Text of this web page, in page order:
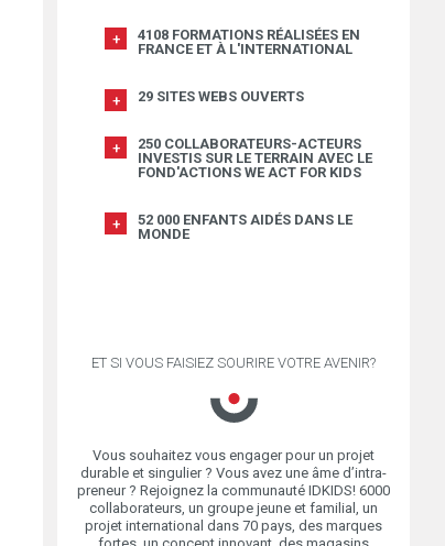
4108 FORMATIONS RÉALISÉES EN
FRANCE ET À L'INTERNATIONAL
29 SITES WEBS OUVERTS
250 COLLABORATEURS-ACTEURS
INVESTIS SUR LE TERRAIN AVEC LE
FOND'ACTIONS WE ACT FOR KIDS
52 000 ENFANTS AIDÉS DANS LE
MONDE
ET SI VOUS FAISIEZ SOURIRE VOTRE AVENIR?
Vous souhaitez vous engager pour un projet
durable et singulier ? Vous avez une âme d’intra-
preneur ? Rejoignez la communauté IDKIDS! 6000
collaborateurs, un groupe jeune et familial, un
projet international dans 70 pays, des marques